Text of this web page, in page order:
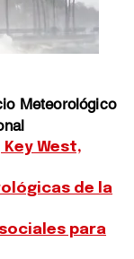
Meteorológico
West,
de la
para